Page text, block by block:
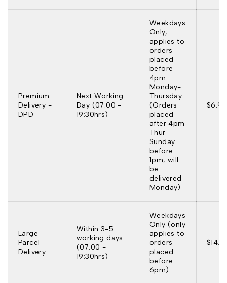
Premium
Delivery -
DPD
Next Working
Day (07:00 -
19:30hrs)
Weekdays
Only,
applies to
orders
placed
before
4pm
Monday-
Thursday.
(Orders
placed
after 4pm
Thur -
Sunday
before
1pm, will
be
delivered
Monday)
$6.95
Large
Parcel
Delivery
Within 3-5
working days
(07:00 -
19:30hrs)
Weekdays
Only (only
applies to
orders
placed
before
6pm)